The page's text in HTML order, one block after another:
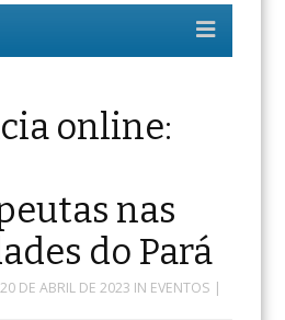
online:
nas
do Pará
20 DE ABRIL DE 2023 IN EVENTOS |